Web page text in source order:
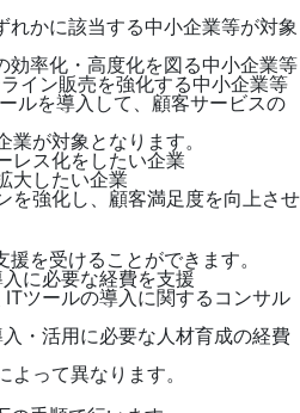
れかに該当する中小企業等が対象
効率化・高度化を図る中小企業等
イン販売を強化する中小企業等
ルを導入して、顧客サービスの
が対象となります。
レス化をしたい企業
大したい企業
を強化し、顧客満足度を向上させ
を受けることができます。
に必要な経費を支援
ITツールの導入に関するコンサル
・活用に必要な人材育成の経費
って異なります。